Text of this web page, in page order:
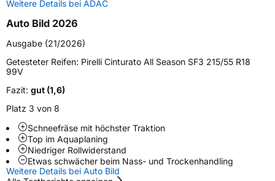
M+SJa
VerstärktXL
Felgenschutz
EU Label
EffizienzB
NasshaftungA
Rollgeräusch (Klasse)B
Weitere Details bei ADAC
Auto Bild 2026
Ausgabe (21/2026)
Getesteter Reifen: Pirelli Cinturato All Season SF3 215/55 R18
99V
Fazit: gut (1,6)
Platz 3 von 8
Schneefräse mit höchster Traktion
Top im Aquaplaning
Niedriger Rollwiderstand
Etwas schwächer beim Nass- und Trockenhandling
Weitere Details bei Auto Bild